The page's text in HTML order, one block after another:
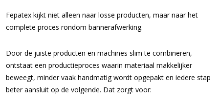
Fepatex kijkt niet alleen naar losse producten, maar naar het
complete proces rondom bannerafwerking.
Door de juiste producten en machines slim te combineren,
ontstaat een productieproces waarin materiaal makkelijker
beweegt, minder vaak handmatig wordt opgepakt en iedere stap
beter aansluit op de volgende. Dat zorgt voor: